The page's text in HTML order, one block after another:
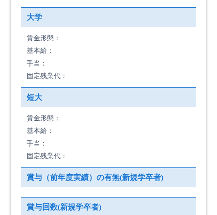
大学
賃金形態：
基本給：
手当：
固定残業代：
短大
賃金形態：
基本給：
手当：
固定残業代：
賞与（前年度実績）の有無(新規学卒者)
賞与回数(新規学卒者)